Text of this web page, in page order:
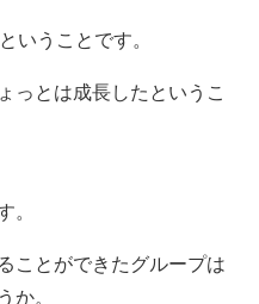
いうことです。
っとは成長したというこ
。
ことができたグループは
か。